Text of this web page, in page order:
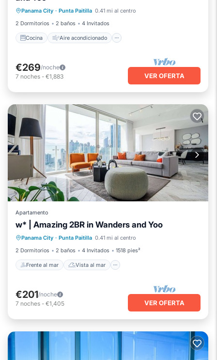
Panama City · Punta Paitilla 0.41 mi al centro
2 Dormitorios
2 baños 4 Invitados
Cocina Aire acondicionado
Se admiten mascotas
€269/noche
7 noches - €1,883 VER OFERTA
Apartamento
w* | Amazing 2BR in Wanders and Yoo
Panama City · Punta Paitilla 0.41 mi al centro
2 Dormitorios
2 baños 4 Invitados 1518 pies²
Frente al mar Vista al mar
Frente al mar
Vista al mar
Balcón/Terraza
Vistas
€201/noche
7 noches - €1,405 VER OFERTA